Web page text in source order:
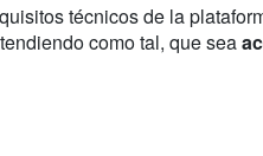
técnicos de la
como tal, que sea